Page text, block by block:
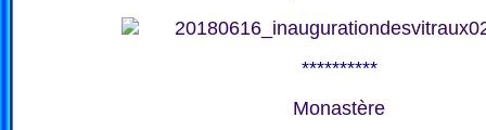
**********
Monastère